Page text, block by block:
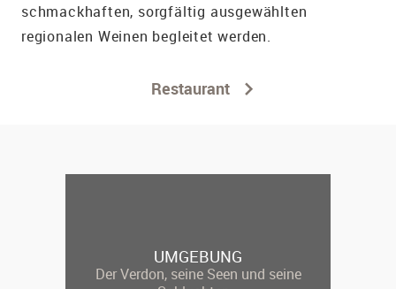
schmackhaften, sorgfältig ausgewählten
regionalen Weinen begleitet werden.
Restaurant
UMGEBUNG
Der Verdon, seine Seen und seine